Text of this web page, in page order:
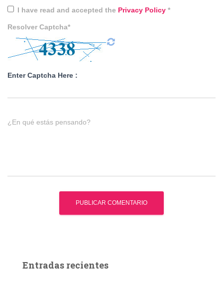
I have read and accepted the Privacy Policy *
Resolver Captcha*
Enter Captcha Here :
¿En qué estás pensando?
Entradas recientes